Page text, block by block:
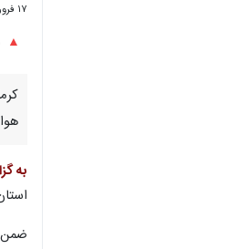
۱۷ فروردین ۱۴۰۴، ۱۲:۰۳